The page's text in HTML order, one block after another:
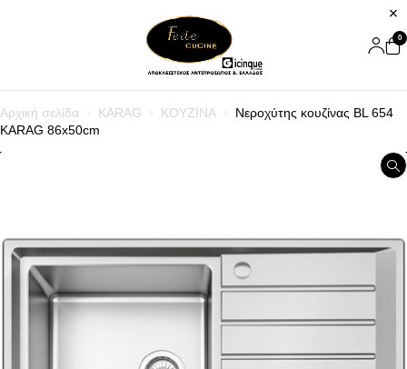
0
Αρχική σελίδα KARAG ΚΟΥΖΙΝΑ
Νεροχύτης κουζίνας BL 654
KARAG 86x50cm